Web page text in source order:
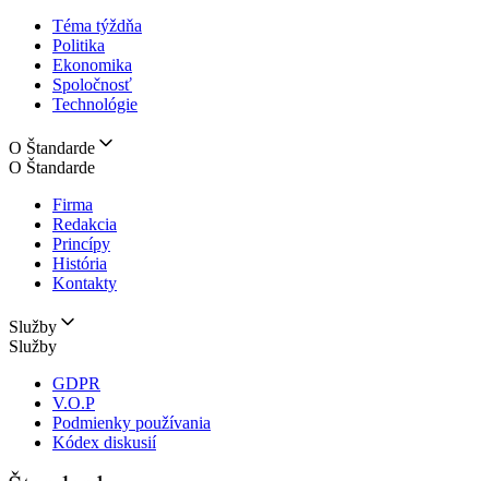
Téma týždňa
Politika
Ekonomika
Spoločnosť
Technológie
O Štandarde
O Štandarde
Firma
Redakcia
Princípy
História
Kontakty
Služby
Služby
GDPR
V.O.P
Podmienky používania
Kódex diskusií